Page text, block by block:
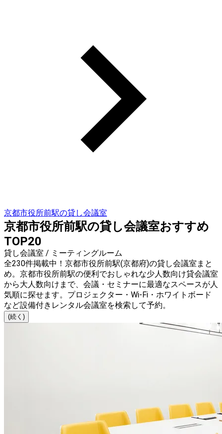
京都市役所前駅の貸し会議室
京都市役所前駅の貸し会議室おすすめ
TOP20
貸し会議室 / ミーティングルーム
全230件掲載中！京都市役所前駅(京都府)の貸し会議室まと
め。京都市役所前駅の便利でおしゃれな少人数向け貸会議室
から大人数向けまで、会議・セミナーに最適なスペースが人
気順に探せます。プロジェクター・Wi-Fi・ホワイトボード
など設備付きレンタル会議室を検索して予約。
(続く)